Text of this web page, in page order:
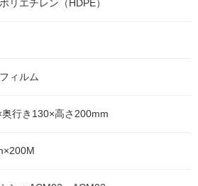
リエチレン（HDPE）
ィルム
行き130×高さ200mm